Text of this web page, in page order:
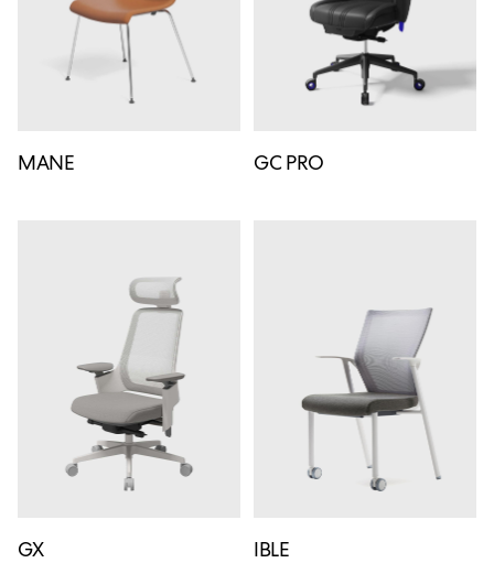
MANE GC PRO
GX IBLE